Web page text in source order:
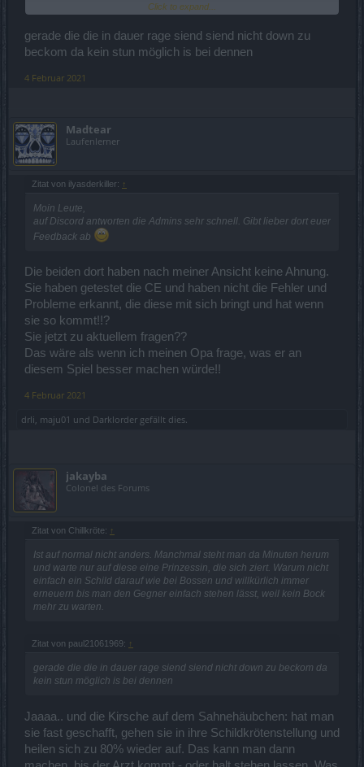
"sammle x Elixire" fertigmachen? Ich hab keine Ahnung, wo die
Click to expand...
gerade die die in dauer rage siend siend nicht down zu
beckom da kein stun möglich is bei dennen
4 Februar 2021
Madtear
Laufenlerner
Zitat von ilyasderkiller: ↑
Moin Leute,
auf Discord antworten die Admins sehr schnell. Gibt lieber dort euer
Feedback ab
Die beiden dort haben nach meiner Ansicht keine Ahnung.
Sie haben getestet die CE und haben nicht die Fehler und
Probleme erkannt, die diese mit sich bringt und hat wenn
sie so kommt!!?
Sie jetzt zu aktuellem fragen??
Das wäre als wenn ich meinen Opa frage, was er an
diesem Spiel besser machen würde!!
4 Februar 2021
drli, maju01 und Darklorder gefällt dies.
jakayba
Colonel des Forums
Zitat von Chillkröte: ↑
Ist auf normal nicht anders. Manchmal steht man da Minuten herum
und warte nur auf diese eine Prinzessin, die sich ziert. Warum nicht
einfach ein Schild darauf wie bei Bossen und willkürlich immer
erneuern bis man den Gegner einfach stehen lässt, weil kein Bock
mehr zu warten.
Zitat von paul21061969: ↑
gerade die die in dauer rage siend siend nicht down zu beckom da
kein stun möglich is bei dennen
Jaaaa.. und die Kirsche auf dem Sahnehäubchen: hat man
sie fast geschafft, gehen sie in ihre Schildkrötenstellung und
heilen sich zu 80% wieder auf. Das kann man dann